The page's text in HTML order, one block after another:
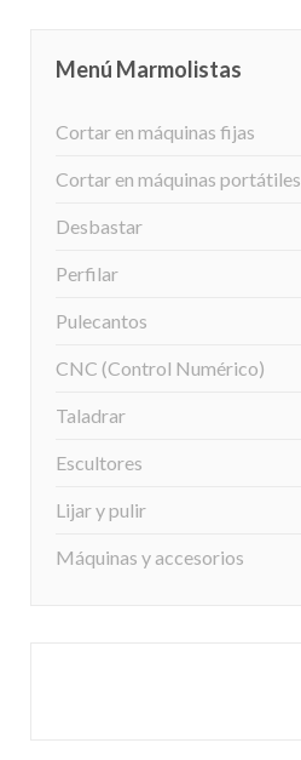
Menú Marmolistas
Cortar en máquinas fijas
Cortar en máquinas portátiles
Desbastar
Perfilar
Pulecantos
CNC (Control Numérico)
Taladrar
Escultores
Lijar y pulir
Máquinas y accesorios